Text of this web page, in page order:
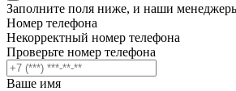
Заполните поля ниже, и наши
Номер телефона
Некорректный номер телефона
Проверьте номер телефона
Ваше имя